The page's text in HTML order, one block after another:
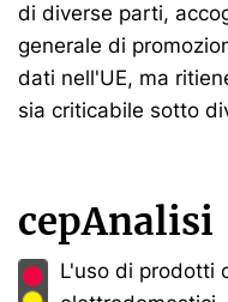
di diverse parti,
generale di
dati nell'UE, ma
sia criticabile sotto
cepAnalisi
L'uso di prodotti